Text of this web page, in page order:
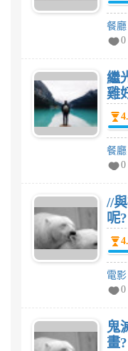
餐廳
0
繼
雞
餐廳
0
//
呢?
電影
0
鬼
畫?